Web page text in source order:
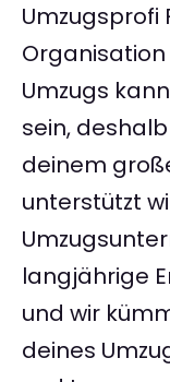
Umzugsprofi
Umzugs
sein,
deinem
unterstützt
langjährige
und wir
deines